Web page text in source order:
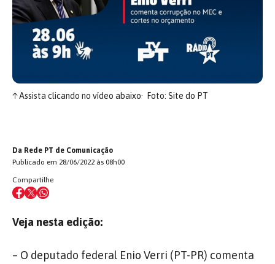
↑Assista clicando no vídeo abaixo Foto: Site do PT
Da Rede PT de Comunicação
Publicado em 28/06/2022 às 08h00
Compartilhe
Veja nesta edição:
– O deputado federal Enio Verri (PT-PR) comenta